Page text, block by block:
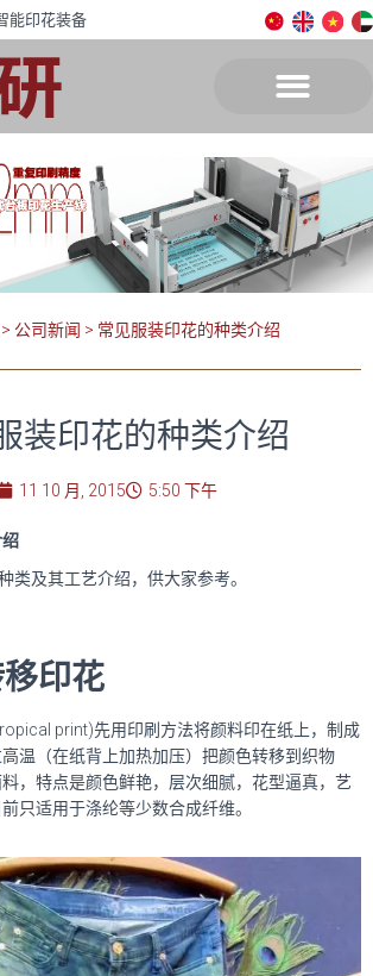
能印花装备
> 公司新闻 > 常见服装印花的种类介绍
装印花的种类介绍
11 10 月, 2015 5:50 下午
及其工艺介绍，供大家参考。
印花
print)先用印刷方法将颜料印在纸上，制成
温（在纸背上加热加压）把颜色转移到织物
料，特点是颜色鲜艳，层次细腻，花型逼真，艺
只适用于涤纶等少数合成纤维。